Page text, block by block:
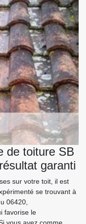
de toiture SB
garanti
sur votre toit, il est
se trouvant à
06420,
favorise le